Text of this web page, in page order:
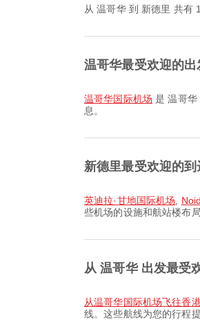
从 温哥华 到 新德里 共有
温哥华最受欢迎的出
温哥华国际机场 是 温哥华
息。
新德里最受欢迎的到
英迪拉·甘地国际机场
些机场的设施和航站楼布
从 温哥华 出发最受
从温哥华国际机场飞往香
线。这些航线为您的行程